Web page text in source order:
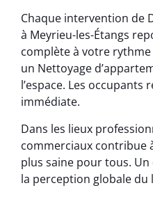
Chaque intervention de
à Meyrieu-les-Étangs
complète à votre
un Nettoyage
l’espace. Les
immédiate.
Dans les lieux
commerciaux contribue
plus saine pour tous.
la perception globale du